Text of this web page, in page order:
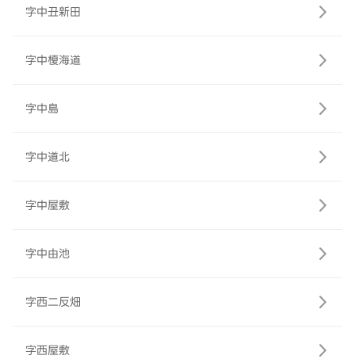
字中丑新田
字中榎海道
字中島
字中道北
字中屋敷
字中由池
字西二反畑
字西屋敷